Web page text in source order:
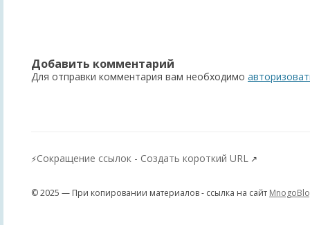
Добавить комментарий
Для отправки комментария вам необходимо
⚡Сокращение ссылок - Создать короткий URL ↗
© 2025 — При копировании материалов - ссылка на сайт